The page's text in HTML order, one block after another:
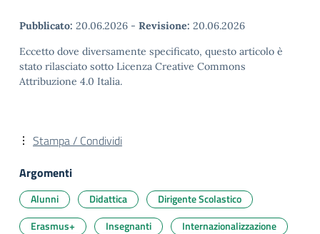
Pubblicato: 20.06.2026 - Revisione: 20.06.2026
Eccetto dove diversamente specificato, questo articolo è
stato rilasciato sotto Licenza Creative Commons
Attribuzione 4.0 Italia.
Stampa / Condividi
Argomenti
Alunni Didattica
Dirigente Scolastico
Erasmus+
Insegnanti
Internazionalizzazione